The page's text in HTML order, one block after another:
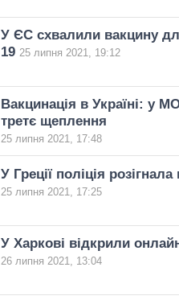
У ЄС схвалили вакцину
19 25 липня 2021, 19:12
Вакцинація в Україні: у
третє щеплення
25 липня 2021, 17:48
У Греції поліція
25 липня 2021, 17:25
У Харкові відкрили
26 липня 2021, 13:04